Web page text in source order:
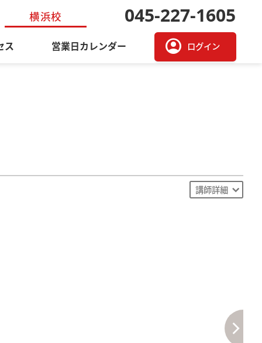
横浜校 045-227-1605
ス 営業日カレンダー account_circle ログイン
講師詳細